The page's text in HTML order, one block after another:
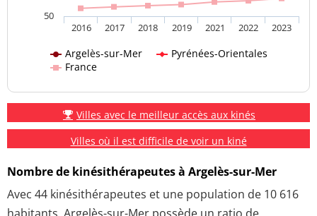
Argelès-sur-Mer
Pyrénées-Orientales
France
2016 2017 2018 2019 2021 2022 2023
50
Villes avec le meilleur accès aux kinés
Villes où il est difficile de voir un kiné
Nombre de kinésithérapeutes à Argelès-sur-Mer
Avec 44 kinésithérapeutes et une population de 10 616
habitants, Argelès-sur-Mer possède un ratio de